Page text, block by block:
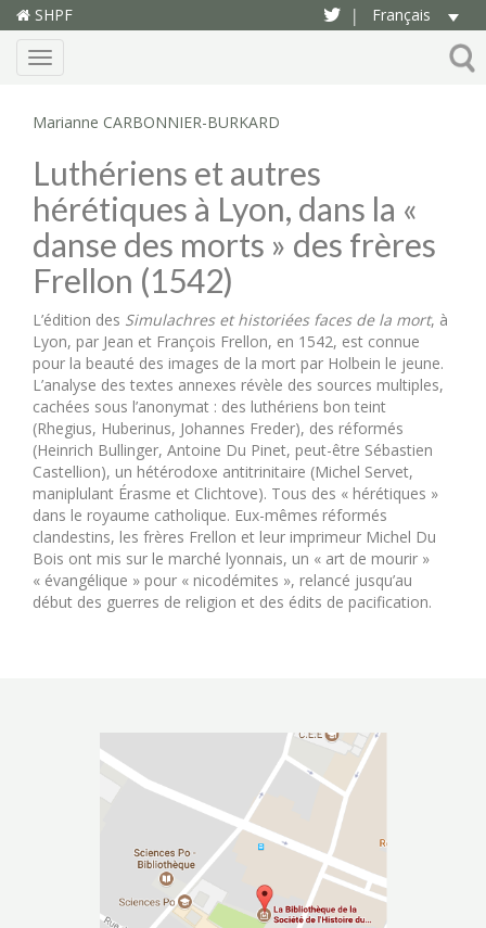
SHPF | Français
Menu
Marianne CARBONNIER-BURKARD
Luthériens et autres
hérétiques à Lyon, dans la «
danse des morts » des frères
Frellon (1542)
L’édition des Simulachres et historiées faces de la mort, à
Lyon, par Jean et François Frellon, en 1542, est connue
pour la beauté des images de la mort par Holbein le jeune.
L’analyse des textes annexes révèle des sources multiples,
cachées sous l’anonymat : des luthériens bon teint
(Rhegius, Huberinus, Johannes Freder), des réformés
(Heinrich Bullinger, Antoine Du Pinet, peut-être Sébastien
Castellion), un hétérodoxe antitrinitaire (Michel Servet,
maniplulant Érasme et Clichtove). Tous des « hérétiques »
dans le royaume catholique. Eux-mêmes réformés
clandestins, les frères Frellon et leur imprimeur Michel Du
Bois ont mis sur le marché lyonnais, un « art de mourir »
« évangélique » pour « nicodémites », relancé jusqu’au
début des guerres de religion et des édits de pacification.